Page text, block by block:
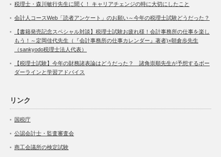
税理士・森川敏行先生に聞く！ キャリアチェンジの時に大切にしたこと
会計人コースWeb「読者アンケート」のお願い～今年の税理士試験どうだった？
【書籍発売記念スペシャル対談】税理士試験お疲れ様！会計事務所の仕事を楽し
もう！～定岡佳代先生（『会計事務所の仕事カレンダー』著者)×朝倉歩先生
（sankyodo税理士法人代表）
【税理士試験】今年の財務諸表論はどうだった？ 諸角崇順先生が予想するボー
ダーラインと学習アドバイス
リンク
国税庁
公認会計士・監査審査会
商工会議所の検定試験